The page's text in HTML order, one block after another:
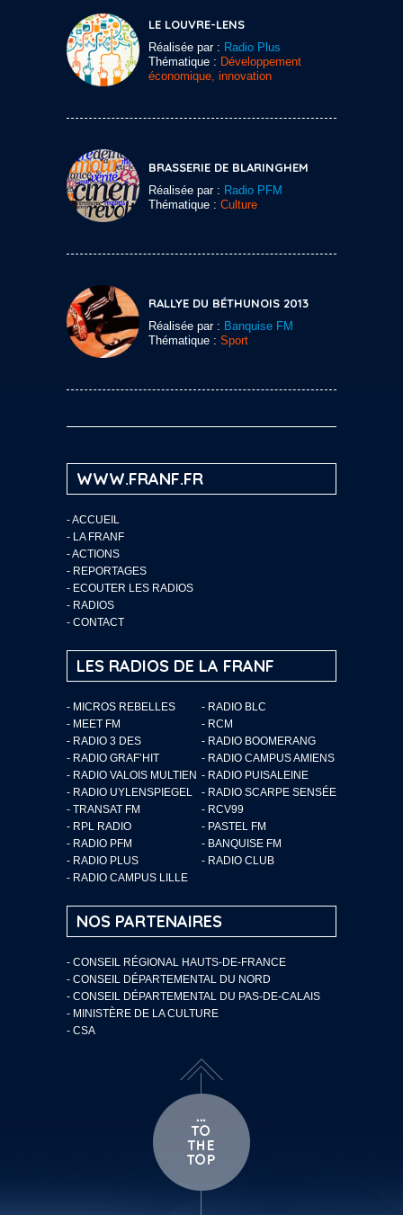
LE LOUVRE-LENS
Réalisée par : Radio Plus
Thématique : Développement
économique, innovation
BRASSERIE DE BLARINGHEM
Réalisée par : Radio PFM
Thématique : Culture
RALLYE DU BÉTHUNOIS 2013
Réalisée par : Banquise FM
Thématique : Sport
WWW.FRANF.FR
-ACCUEIL
- LA FRANF
-ACTIONS
- REPORTAGES
- ECOUTER LES RADIOS
- RADIOS
- CONTACT
LES RADIOS DE LA FRANF
- MICROS REBELLES
- RADIO BLC
- MEET FM
- RCM
- RADIO 3 DES
- RADIO BOOMERANG
- RADIO GRAF’HIT
- RADIO CAMPUS AMIENS
- RADIO VALOIS MULTIEN - RADIO PUISALEINE
- RADIO UYLENSPIEGEL
- RADIO SCARPE SENSÉE
- TRANSAT FM
- RCV99
- RPL RADIO
- PASTEL FM
- RADIO PFM
- BANQUISE FM
- RADIO PLUS
- RADIO CLUB
- RADIO CAMPUS LILLE
NOS PARTENAIRES
- CONSEIL RÉGIONAL HAUTS-DE-FRANCE
- CONSEIL DÉPARTEMENTAL DU NORD
- CONSEIL DÉPARTEMENTAL DU PAS-DE-CALAIS
- MINISTÈRE DE LA CULTURE
- CSA